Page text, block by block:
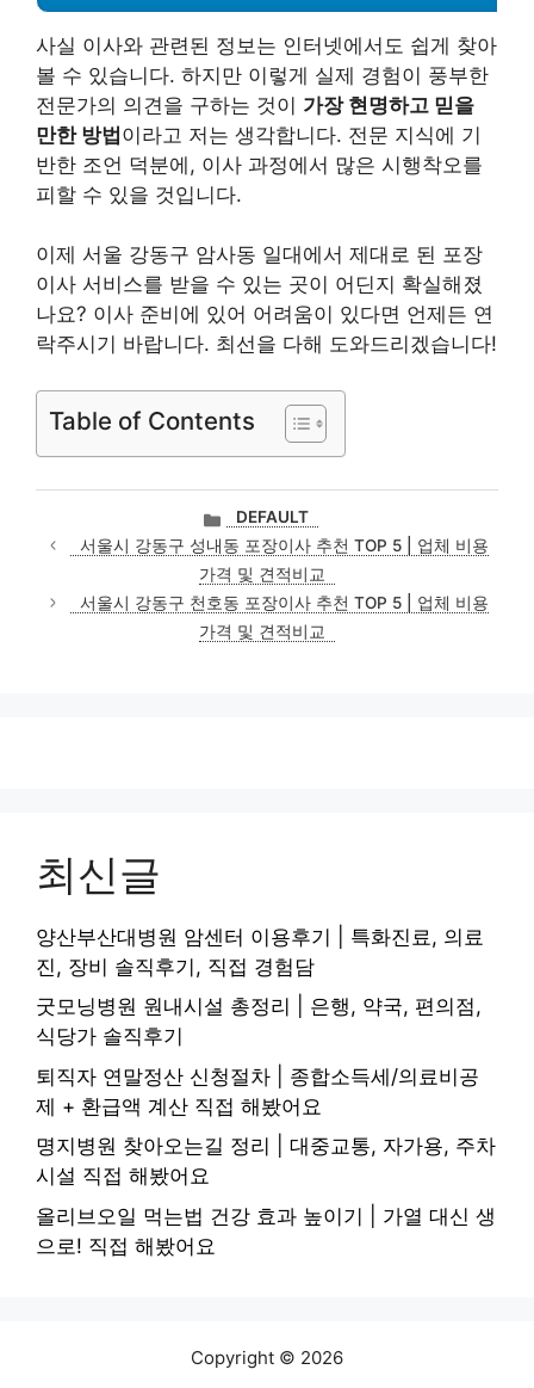
사실 이사와 관련된 정보는 인터넷에서도 쉽게 찾아
볼 수 있습니다. 하지만 이렇게 실제 경험이 풍부한
전문가의 의견을 구하는 것이 가장 현명하고 믿을
만한 방법이라고 저는 생각합니다. 전문 지식에 기
반한 조언 덕분에, 이사 과정에서 많은 시행착오를
피할 수 있을 것입니다.
이제 서울 강동구 암사동 일대에서 제대로 된 포장
이사 서비스를 받을 수 있는 곳이 어딘지 확실해졌
나요? 이사 준비에 있어 어려움이 있다면 언제든 연
락주시기 바랍니다. 최선을 다해 도와드리겠습니다!
Table of Contents
카
테
고
리
DEFAULT
서울시 강동구 성내동 포장이사 추천 TOP 5 | 업체 비용
가격 및 견적비교
서울시 강동구 천호동 포장이사 추천 TOP 5 | 업체 비용
가격 및 견적비교
최신글
양산부산대병원 암센터 이용후기 | 특화진료, 의료
진, 장비 솔직후기, 직접 경험담
굿모닝병원 원내시설 총정리 | 은행, 약국, 편의점,
식당가 솔직후기
퇴직자 연말정산 신청절차 | 종합소득세/의료비공
제 + 환급액 계산 직접 해봤어요
명지병원 찾아오는길 정리 | 대중교통, 자가용, 주차
시설 직접 해봤어요
올리브오일 먹는법 건강 효과 높이기 | 가열 대신 생
으로! 직접 해봤어요
Copyright © 2026